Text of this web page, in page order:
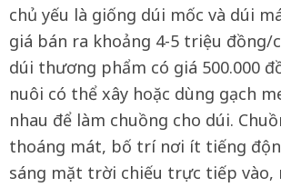
chủ yếu là giống dúi mốc và dúi
giá bán ra khoảng 4-5 triệu đồng/
dúi thương phẩm có giá 500.000
nuôi có thể xây hoặc dùng gạch
nhau để làm chuồng cho dúi.
thoáng mát, bố trí nơi ít tiếng
sáng mặt trời chiếu trực tiếp